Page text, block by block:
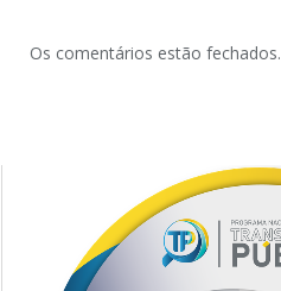
Os comentários estão fechados.